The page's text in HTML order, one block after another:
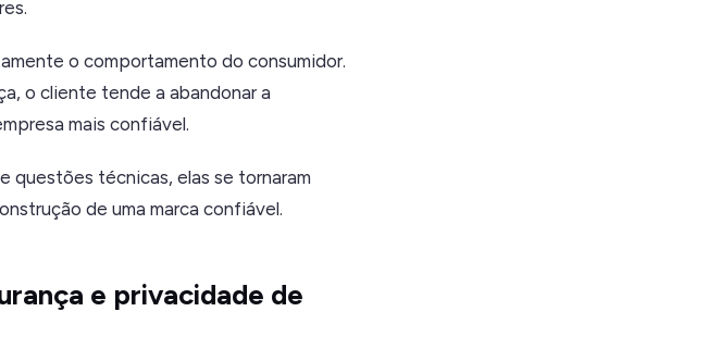
o comportamento do consumidor.
o cliente tende a abandonar a
mais confiável.
questões técnicas, elas se tornaram
de uma marca confiável.
e privacidade de